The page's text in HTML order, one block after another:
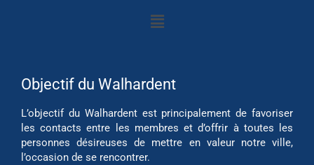
Objectif du Walhardent
L’objectif du Walhardent est principalement de favoriser
les contacts entre les membres et d’offrir à toutes les
personnes désireuses de mettre en valeur notre ville,
l’occasion de se rencontrer.